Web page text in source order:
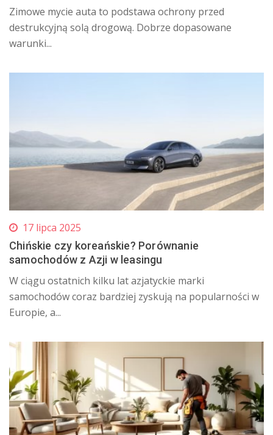
​Zimowe mycie auta to podstawa ochrony przed
destrukcyjną solą drogową. Dobrze dopasowane
warunki...
17 lipca 2025
Chińskie czy koreańskie? Porównanie
samochodów z Azji w leasingu
W ciągu ostatnich kilku lat azjatyckie marki
samochodów coraz bardziej zyskują na popularności w
Europie, a...